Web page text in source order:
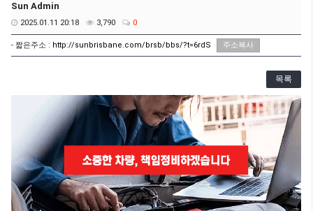
Sun Admin
2025.01.11 20:18 3,790 0
- 짧은주소 : http://sunbrisbane.com/brsb/bbs/?t=6rdS 주소복사
목록